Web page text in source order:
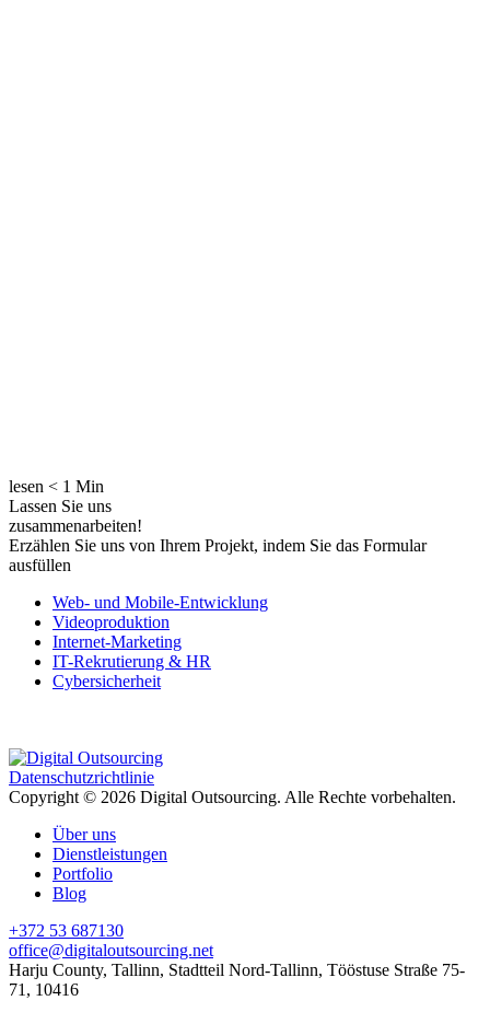
lesen < 1 Min
Lassen Sie uns
zusammenarbeiten!
Erzählen Sie uns von Ihrem Projekt, indem Sie das Formular
ausfüllen
Web- und Mobile-Entwicklung
Videoproduktion
Internet-Marketing
IT-Rekrutierung & HR
Cybersicherheit
Datenschutzrichtlinie
Copyright © 2026 Digital Outsourcing. Alle Rechte vorbehalten.
Über uns
Dienstleistungen
Portfolio
Blog
+372 53 687130
office@digitaloutsourcing.net
Harju County, Tallinn, Stadtteil Nord-Tallinn, Tööstuse Straße 75-
71, 10416